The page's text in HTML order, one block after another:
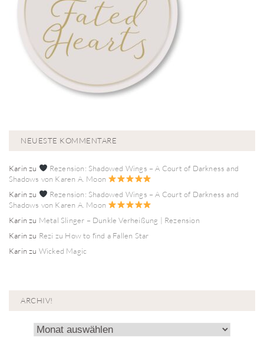
NEUESTE KOMMENTARE
Karinzu
Rezension: Shadowed Wings – A Court of Darkness and
Shadows von Karen A. Moon
Karinzu
Rezension: Shadowed Wings – A Court of Darkness and
Shadows von Karen A. Moon
Karinzu Metal Slinger – Dunkle Verheißung | Rezension
Karinzu Rezi zu How to find a Fallen Star
Karinzu Wicked Magic
ARCHIV!
Archiv!